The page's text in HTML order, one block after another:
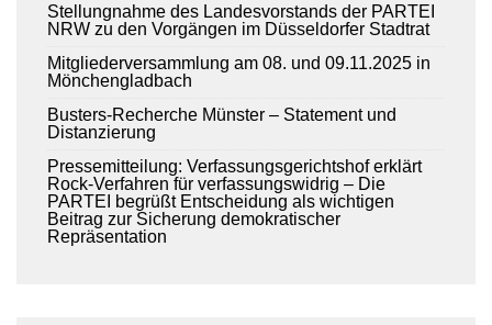
Stellungnahme des Landesvorstands der PARTEI
NRW zu den Vorgängen im Düsseldorfer Stadtrat
Mitgliederversammlung am 08. und 09.11.2025 in
Mönchengladbach
Busters-Recherche Münster – Statement und
Distanzierung
Pressemitteilung: Verfassungsgerichtshof erklärt
Rock-Verfahren für verfassungswidrig – Die
PARTEI begrüßt Entscheidung als wichtigen
Beitrag zur Sicherung demokratischer
Repräsentation